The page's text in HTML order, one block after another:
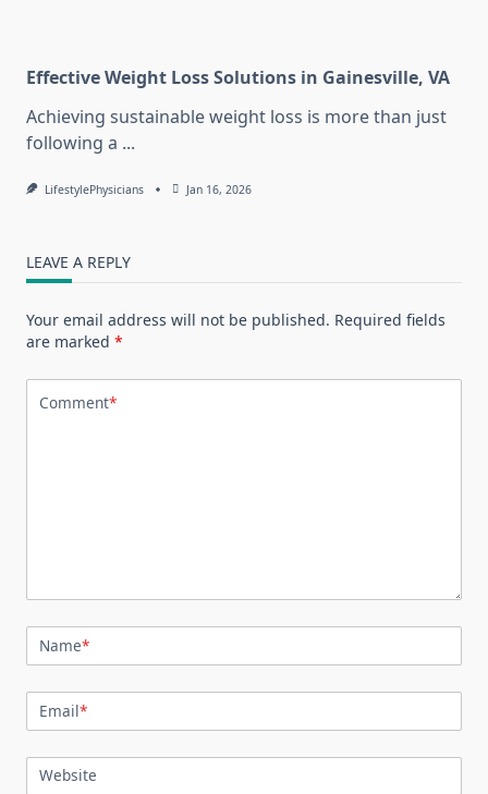
Effective Weight Loss Solutions in Gainesville, VA
Achieving sustainable weight loss is more than just
following a ...
LifestylePhysicians Jan 16, 2026
LEAVE A REPLY
Your email address will not be published. Required fields
are marked *
Comment*
Name*
Email*
Website